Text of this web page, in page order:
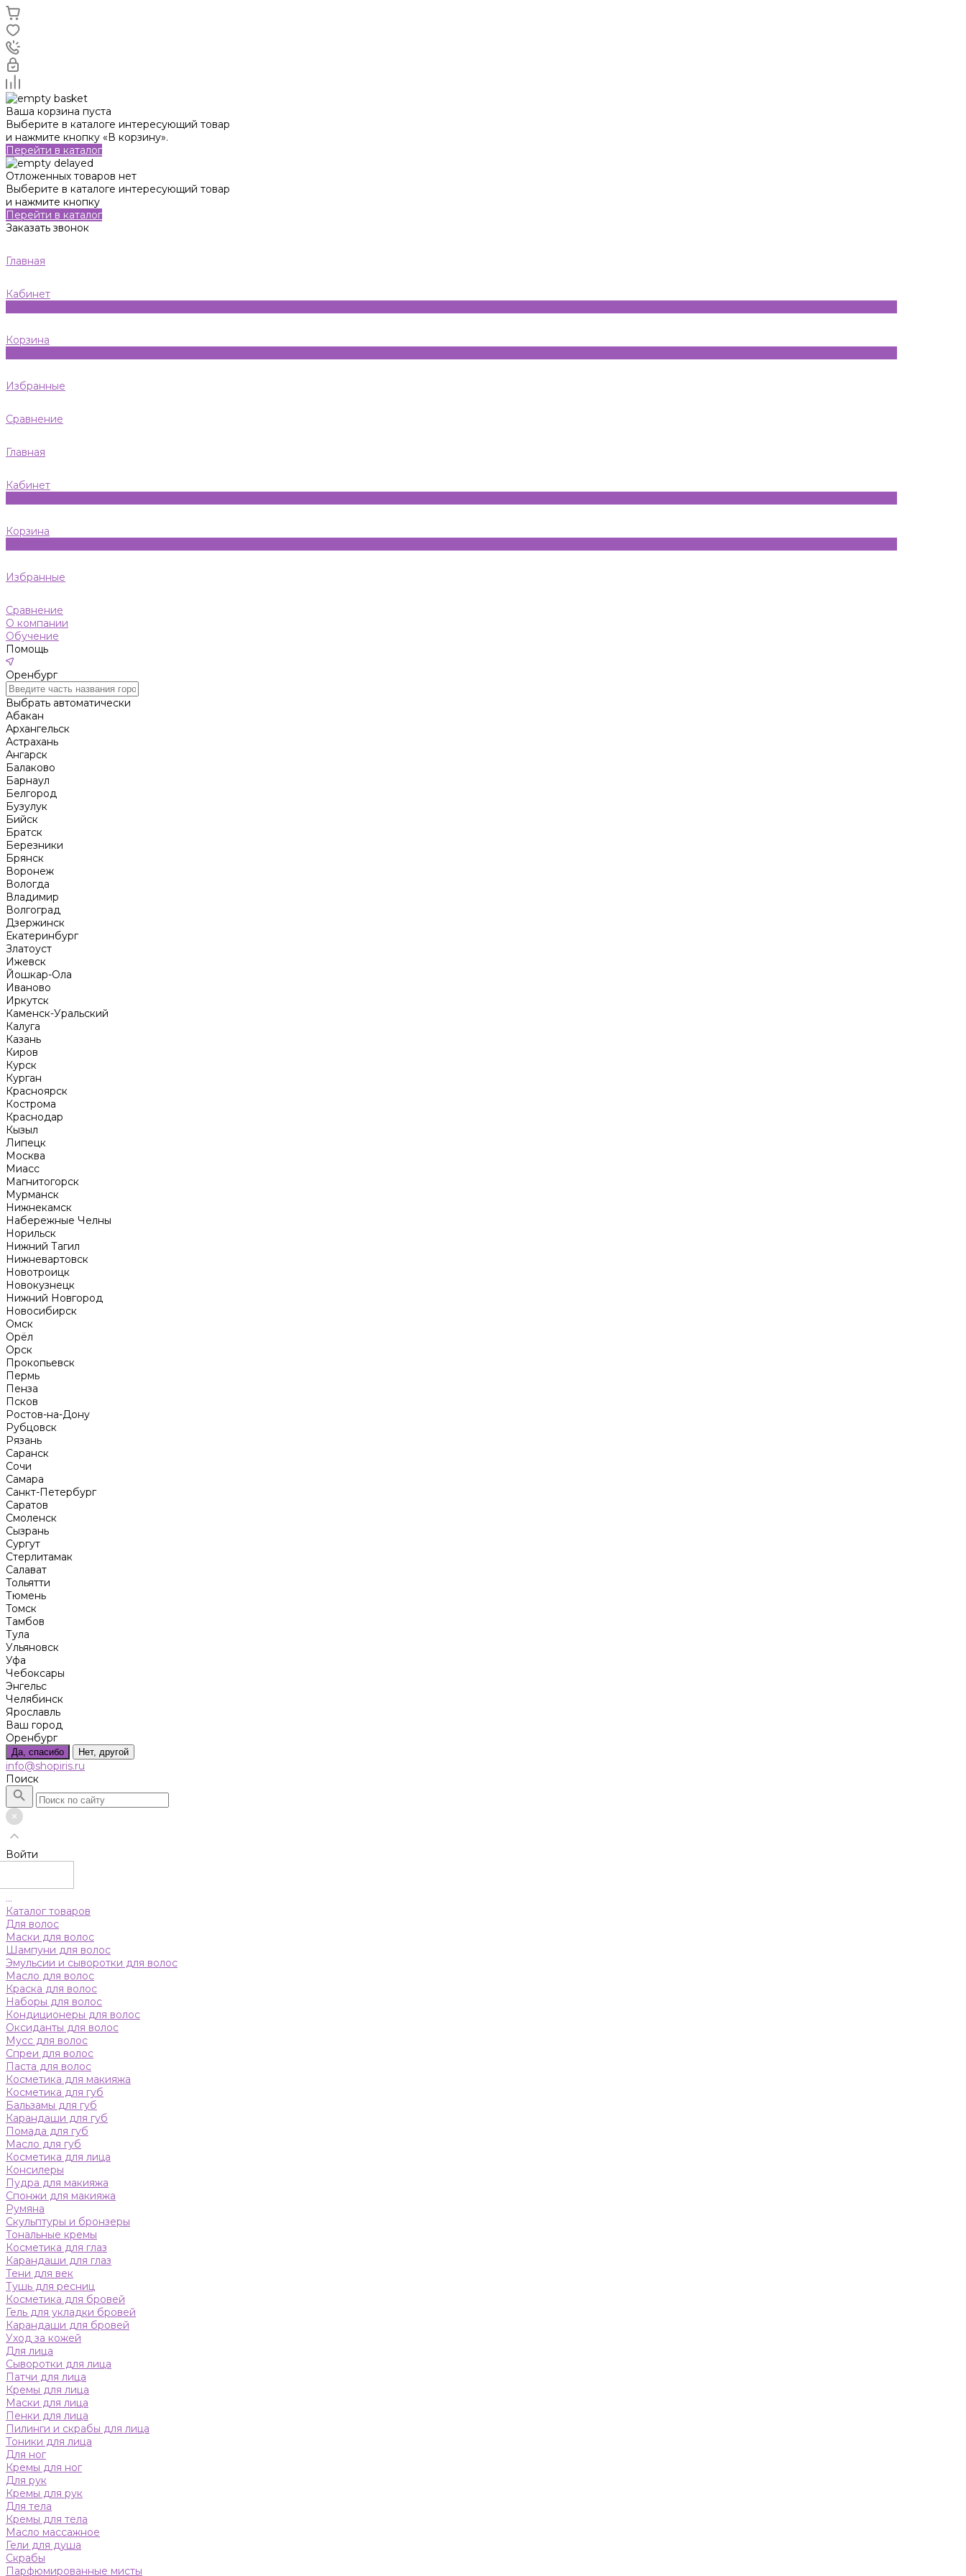
Ваша корзина пуста
Выберите в каталоге интересующий товар
и нажмите кнопку «В корзину».
Перейти в каталог
Отложенных товаров нет
Выберите в каталоге интересующий товар
и нажмите кнопку
Перейти в каталог
Заказать звонок
Главная
Кабинет
Корзина
Избранные
Сравнение
Главная
Кабинет
Корзина
Избранные
Сравнение
О компании
Обучение
Помощь
Оренбург
Выбрать автоматически
Абакан
Архангельск
Астрахань
Ангарск
Балаково
Барнаул
Белгород
Бузулук
Бийск
Братск
Березники
Брянск
Воронеж
Вологда
Владимир
Волгоград
Дзержинск
Екатеринбург
Златоуст
Ижевск
Йошкар-Ола
Иваново
Иркутск
Каменск-Уральский
Калуга
Казань
Киров
Курск
Курган
Красноярск
Кострома
Краснодар
Кызыл
Липецк
Москва
Миасс
Магнитогорск
Мурманск
Нижнекамск
Набережные Челны
Норильск
Нижний Тагил
Нижневартовск
Новотроицк
Новокузнецк
Нижний Новгород
Новосибирск
Омск
Орёл
Орск
Прокопьевск
Пермь
Пенза
Псков
Ростов-на-Дону
Рубцовск
Рязань
Саранск
Сочи
Самара
Санкт-Петербург
Саратов
Смоленск
Сызрань
Сургут
Стерлитамак
Салават
Тольятти
Тюмень
Томск
Тамбов
Тула
Ульяновск
Уфа
Чебоксары
Энгельс
Челябинск
Ярославль
Ваш город
Оренбург
Да, спасибо Нет, другой
info@shopiris.ru
Поиск
Войти
...
Каталог товаров
Для волос
Маски для волос
Шампуни для волос
Эмульсии и сыворотки для волос
Масло для волос
Краска для волос
Наборы для волос
Кондиционеры для волос
Оксиданты для волос
Мусс для волос
Спреи для волос
Паста для волос
Косметика для макияжа
Косметика для губ
Бальзамы для губ
Карандаши для губ
Помада для губ
Масло для губ
Косметика для лица
Консилеры
Пудра для макияжа
Спонжи для макияжа
Румяна
Скульптуры и бронзеры
Тональные кремы
Косметика для глаз
Карандаши для глаз
Тени для век
Тушь для ресниц
Косметика для бровей
Гель для укладки бровей
Карандаши для бровей
Уход за кожей
Для лица
Сыворотки для лица
Патчи для лица
Кремы для лица
Маски для лица
Пенки для лица
Пилинги и скрабы для лица
Тоники для лица
Для ног
Кремы для ног
Для рук
Кремы для рук
Для тела
Кремы для тела
Масло массажное
Гели для душа
Скрабы
Парфюмированные мисты